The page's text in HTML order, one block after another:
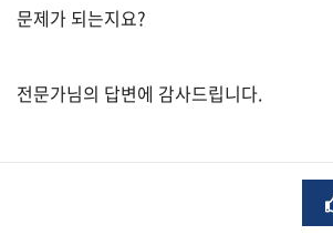
법
률
문제가 되는지요?
전문가님의 답변에 감사드립니다.